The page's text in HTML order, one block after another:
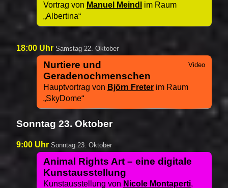
Vortrag von Manuel Meindl
im Raum
Albertina
18:00 Uhr Samstag 22. Oktober
Nurtiere und
Geradenochmenschen
Hauptvortrag von Björn Freterim Raum
SkyDome
Sonntag 23. Oktober
9:00 Uhr Sonntag 23. Oktober
Animal Rights Art – eine digitale
Kunstausstellung
Kunstausstellung von Nicole Montaperti,